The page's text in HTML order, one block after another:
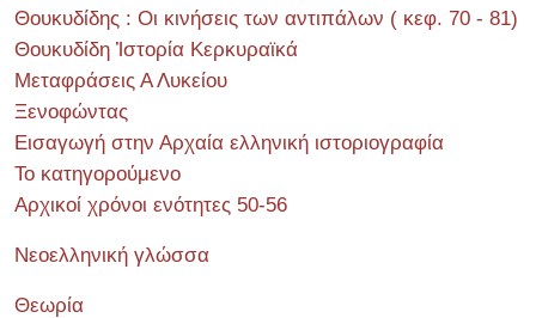
Θουκυδίδης : Οι κινήσεις των αντιπάλων ( κεφ. 70 - 81)
Θουκυδίδη Ἱστορία Κερκυραϊκά
Μεταφράσεις Α Λυκείου
Ξενοφώντας
Εισαγωγή στην Αρχαία ελληνική ιστοριογραφία
Το κατηγορούμενο
Αρχικοί χρόνοι ενότητες 50-56
Νεοελληνική γλώσσα
Θεωρία